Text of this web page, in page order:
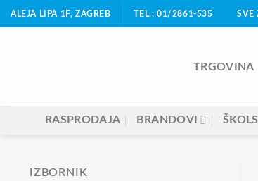
Skip
to
ALEJA LIPA 1F, ZAGREB TEL.: 01/2861-535 SVE
TRGOVINA
RASPRODAJA BRANDOVI
IZBORNIK